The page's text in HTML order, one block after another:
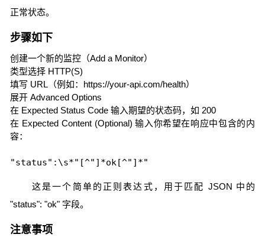
正常状态。
步骤如下
创建一个新的监控（Add a Monitor）
类型选择 HTTP(S)
填写 URL（例如：https://your-api.com/health）
展开 Advanced Options
在 Expected Status Code 输入期望的状态码，如 200
在 Expected Content (Optional) 输入你希望在响应中包含的内
容：
这是一个简单的正则表达式，用于匹配 JSON 中的
"status": "ok" 字段。
注意事项